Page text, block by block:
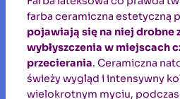
farba ceramiczna estetyczną
pojawiają się na niej drobne
wybłyszczenia w miejscach
przecierania. Ceramiczna
świeży wygląd i intensywny
wielokrotnym myciu,